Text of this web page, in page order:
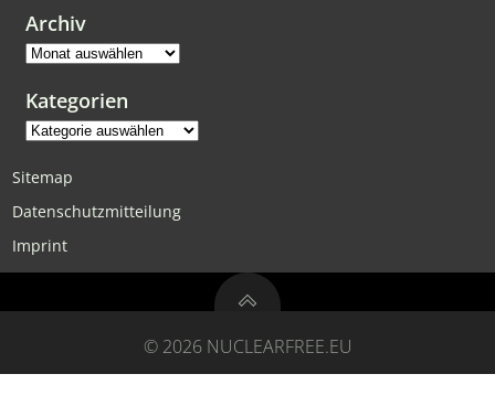
Archiv
Archiv
Kategorien
Kategorien
Sitemap
Datenschutzmitteilung
Imprint
© 2026 NUCLEARFREE.EU